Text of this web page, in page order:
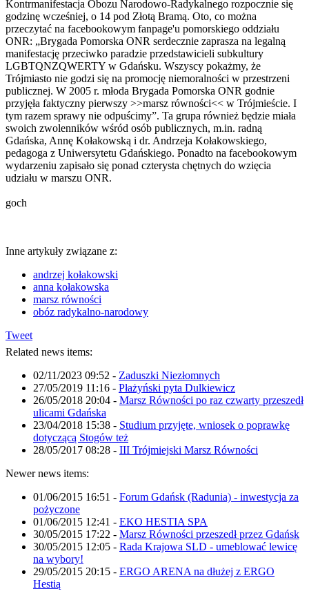
Kontrmanifestacja Obozu Narodowo-Radykalnego rozpocznie się
godzinę wcześniej, o 14 pod Złotą Bramą. Oto, co można
przeczytać na facebookowym fanpage'u pomorskiego oddziału
ONR: „Brygada Pomorska ONR serdecznie zaprasza na legalną
manifestację przeciwko paradzie przedstawicieli subkultury
LGBTQNZQWERTY w Gdańsku. Wszyscy pokażmy, że
Trójmiasto nie godzi się na promocję niemoralności w przestrzeni
publicznej. W 2005 r. młoda Brygada Pomorska ONR godnie
przyjęła faktyczny pierwszy >>marsz równości<< w Trójmieście. I
tym razem sprawy nie odpuścimy”. Ta grupa również będzie miała
swoich zwolenników wśród osób publicznych, m.in. radną
Gdańska, Annę Kołakowską i dr. Andrzeja Kołakowskiego,
pedagoga z Uniwersytetu Gdańskiego. Ponadto na facebookowym
wydarzeniu zapisało się ponad czterysta chętnych do wzięcia
udziału w marszu ONR.
goch
Inne artykuły związane z:
andrzej kołakowski
anna kołakowska
marsz równości
obóz radykalno-narodowy
Tweet
Related news items:
02/11/2023 09:52 - Zaduszki Niezłomnych
27/05/2019 11:16 - Płażyński pyta Dulkiewicz
26/05/2018 20:04 - Marsz Równości po raz czwarty przeszedł
ulicami Gdańska
23/04/2018 15:38 - Studium przyjęte, wniosek o poprawkę
dotyczącą Stogów też
28/05/2017 08:28 - III Trójmiejski Marsz Równości
Newer news items:
01/06/2015 16:51 - Forum Gdańsk (Radunia) - inwestycja za
pożyczone
01/06/2015 12:41 - EKO HESTIA SPA
30/05/2015 17:22 - Marsz Równości przeszedł przez Gdańsk
30/05/2015 12:05 - Rada Krajowa SLD - umeblować lewicę
na wybory!
29/05/2015 20:15 - ERGO ARENA na dłużej z ERGO
Hestią